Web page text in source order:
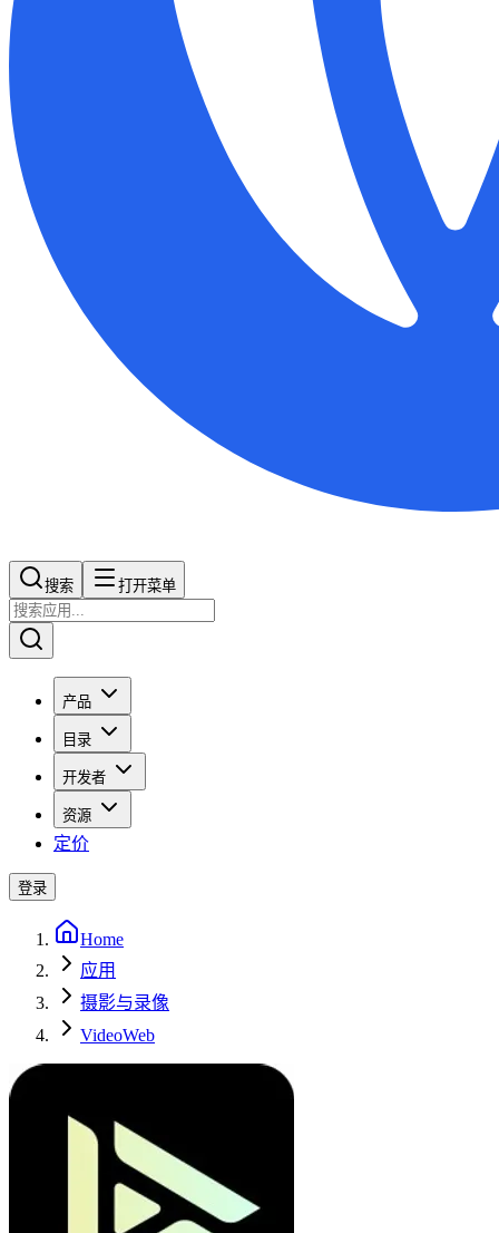
搜索​​​​ 打开菜单
产品
目录
开发者
资源
定价
登录
Home
应用
摄影与录像
VideoWeb